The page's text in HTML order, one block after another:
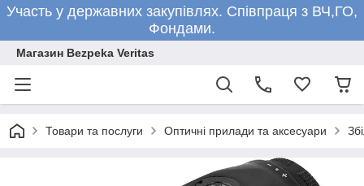
Участь у державних закупівлях. Співпраця з ВЧ,ГО,
Фондами.
Магазин Bezpeka Veritas
Товари та послуги Оптичні прилади та аксесуари